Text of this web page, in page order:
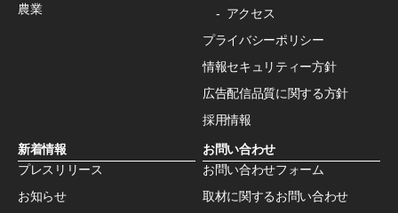
農業
アクセス
プライバシーポリシー
情報セキュリティー方針
広告配信品質に関する方針
採用情報
新着情報
プレスリリース
お知らせ
お問い合わせ
お問い合わせフォーム
取材に関するお問い合わせ